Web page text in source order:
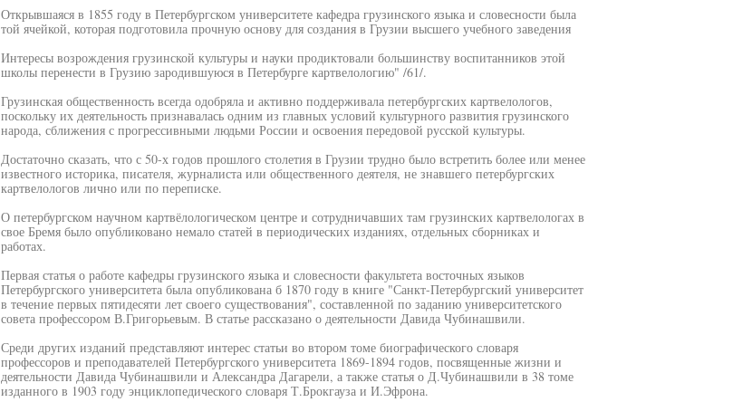
Открывшаяся в 1855 году в Петербургском университете кафедра грузинского языка и словесности была
той ячейкой, которая подготовила прочную основу для создания в Грузии высшего учебного заведения
Интересы возрождения грузинской культуры и науки продиктовали большинству воспитанников этой
школы перенести в Грузию зародившуюся в Петербурге картвелологию" /61/.
Грузинская общественность всегда одобряла и активно поддерживала петербургских картвелологов,
поскольку их деятельность признавалась одним из главных условий культурного развития грузинского
народа, сближения с прогрессивными людьми России и освоения передовой русской культуры.
Достаточно сказать, что с 50-х годов прошлого столетия в Грузии трудно было встретить более или менее
известного историка, писателя, журналиста или общественного деятеля, не знавшего петербургских
картвелологов лично или по переписке.
О петербургском научном картвёлологическом центре и сотрудничавших там грузинских картвелологах в
свое Бремя было опубликовано немало статей в периодических изданиях, отдельных сборниках и
работах.
Первая статья о работе кафедры грузинского языка и словесности факультета восточных языков
Петербургского университета была опубликована б 1870 году в книге "Санкт-Петербургский университет
в течение первых пятидесяти лет своего существования", составленной по заданию университетского
совета профессором В.Григорьевым. В статье рассказано о деятельности Давида Чубинашвили.
Среди других изданий представляют интерес статьи во втором томе биографического словаря
профессоров и преподавателей Петербургского университета 1869-1894 годов, посвященные жизни и
деятельности Давида Чубинашвили и Александра Дагарели, а также статья о Д.Чубинашвили в 38 томе
изданного в 1903 году энциклопедического словаря Т.Брокгауза и И.Эфрона.